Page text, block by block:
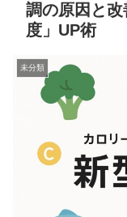
調の原因と
度」UP術
未分類